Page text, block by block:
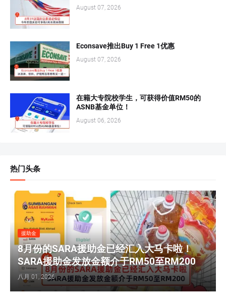
August 07, 2026
Econsave推出Buy 1 Free 1优惠
August 07, 2026
在籍大专院校学生，可获得价值RM50的
ASNB基金单位！
August 06, 2026
热门头条
援助金
8月份的SARA援助金已经汇入大马卡啦！
SARA援助金发放金额介于RM50至RM200
八月 01, 2026